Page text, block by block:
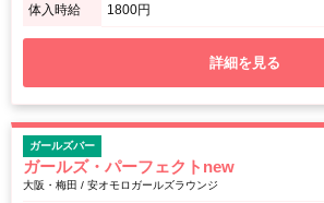
体入時給 1800円
詳細を見る
ガールズバー
ガールズ・パーフェクトnew
大阪・梅田 / 安オモロガールズラウンジ